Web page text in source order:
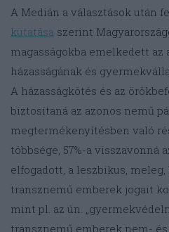
A Medián a választások után
kutatása szerint
magasságokba emelkedett az
házasságának és
A házasságkötés és az
biztosítaná az azonos nemű
megtermékenyítésben való
többsége, 57%-a visszavonná
elfogadott, a leszbikus,
transznemű emberek jogait
mint pl. az ún.
transznemű emberek nem-